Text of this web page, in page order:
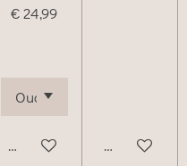
€ 24,99
Bekijk details Bekijk details